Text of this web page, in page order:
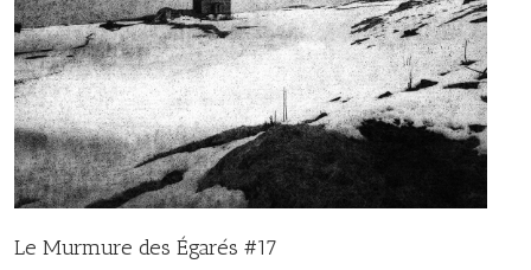
Le Murmure des Égarés #17